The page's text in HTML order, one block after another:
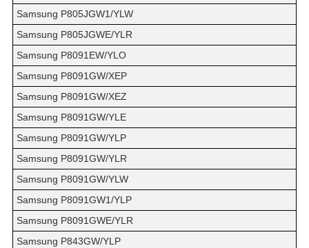
Samsung P805JGW1/YLW
Samsung P805JGWE/YLR
Samsung P8091EW/YLO
Samsung P8091GW/XEP
Samsung P8091GW/XEZ
Samsung P8091GW/YLE
Samsung P8091GW/YLP
Samsung P8091GW/YLR
Samsung P8091GW/YLW
Samsung P8091GW1/YLP
Samsung P8091GWE/YLR
Samsung P843GW/YLP